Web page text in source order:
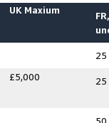
UK Maxium
25
£5,000 25
50